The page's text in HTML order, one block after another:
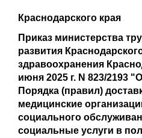
Краснодарского края
Приказ министерства
развития
здравоохранения
июня 2025 г. N 823/2193
Порядка (правил)
медицинские
социального
социальные услуги в